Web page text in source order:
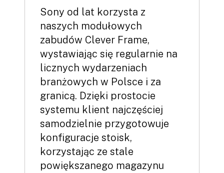
Sony od lat korzysta z
naszych modułowych
zabudów Clever Frame,
wystawiając się regularnie na
licznych wydarzeniach
branżowych w Polsce i za
granicą. Dzięki prostocie
systemu klient najczęściej
samodzielnie przygotowuje
konfiguracje stoisk,
korzystając ze stale
powiększanego magazynu